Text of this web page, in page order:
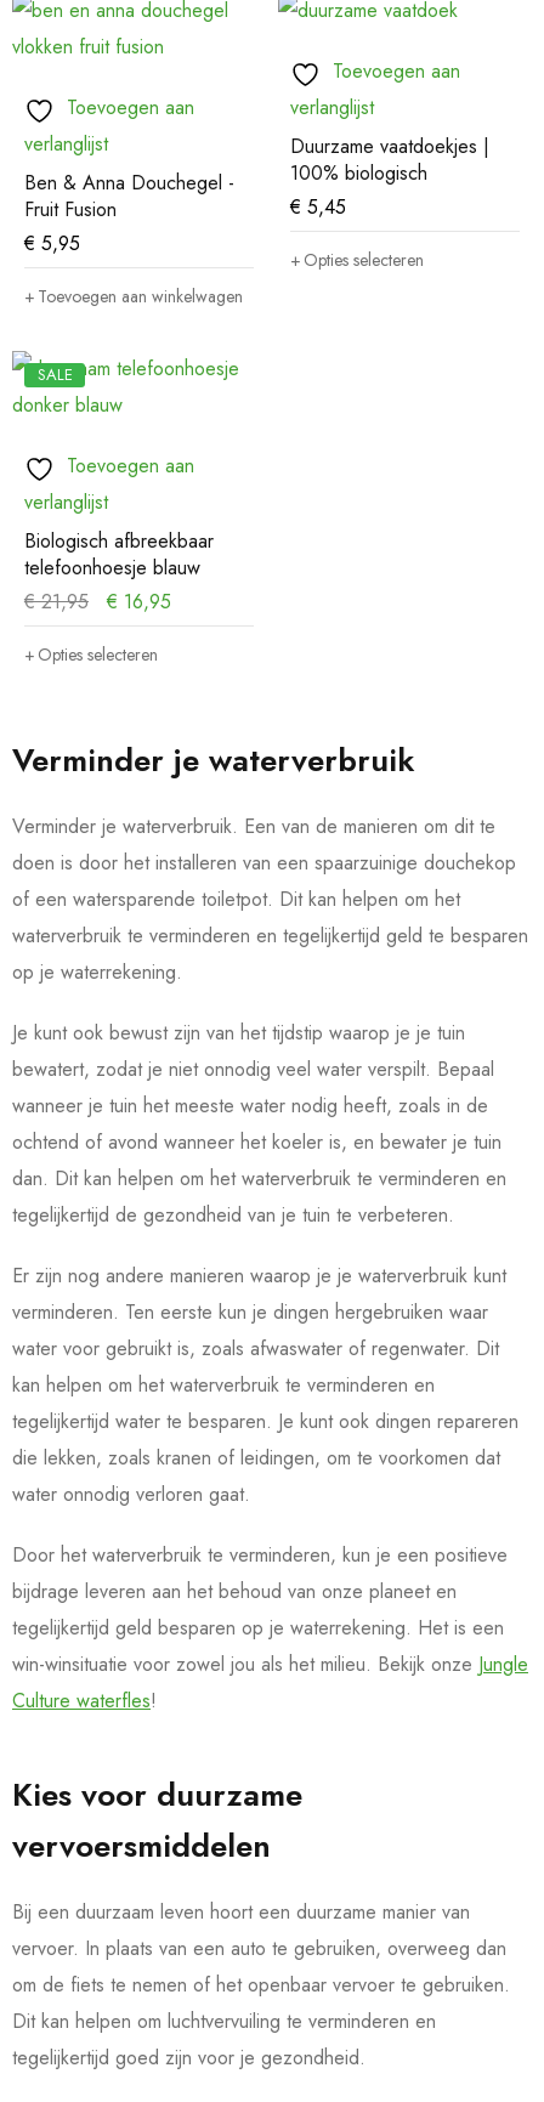
Toevoegen aan
verlanglijst
Ben & Anna Douchegel -
Fruit Fusion
€ 5,95
Toevoegen aan winkelwagen
Toevoegen aan
verlanglijst
Duurzame vaatdoekjes |
100% biologisch
€ 5,45
Opties selecteren
SALE
Toevoegen aan
verlanglijst
Biologisch afbreekbaar
telefoonhoesje blauw
€21,95 € 16,95
Opties selecteren
Verminder je waterverbruik
Verminder je waterverbruik. Een van de manieren om dit te
doen is door het installeren van een spaarzuinige douchekop
of een watersparende toiletpot. Dit kan helpen om het
waterverbruik te verminderen en tegelijkertijd geld te besparen
op je waterrekening.
Je kunt ook bewust zijn van het tijdstip waarop je je tuin
bewatert, zodat je niet onnodig veel water verspilt. Bepaal
wanneer je tuin het meeste water nodig heeft, zoals in de
ochtend of avond wanneer het koeler is, en bewater je tuin
dan. Dit kan helpen om het waterverbruik te verminderen en
tegelijkertijd de gezondheid van je tuin te verbeteren.
Er zijn nog andere manieren waarop je je waterverbruik kunt
verminderen. Ten eerste kun je dingen hergebruiken waar
water voor gebruikt is, zoals afwaswater of regenwater. Dit
kan helpen om het waterverbruik te verminderen en
tegelijkertijd water te besparen. Je kunt ook dingen repareren
die lekken, zoals kranen of leidingen, om te voorkomen dat
water onnodig verloren gaat.
Door het waterverbruik te verminderen, kun je een positieve
bijdrage leveren aan het behoud van onze planeet en
tegelijkertijd geld besparen op je waterrekening. Het is een
win-winsituatie voor zowel jou als het milieu. Bekijk onze Jungle
Culture waterfles!
Kies voor duurzame
vervoersmiddelen
Bij een duurzaam leven hoort een duurzame manier van
vervoer. In plaats van een auto te gebruiken, overweeg dan
om de fiets te nemen of het openbaar vervoer te gebruiken.
Dit kan helpen om luchtvervuiling te verminderen en
tegelijkertijd goed zijn voor je gezondheid.